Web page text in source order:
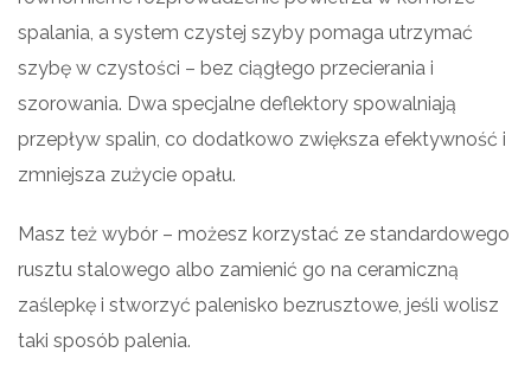
spalania, a system czystej szyby pomaga utrzymać
szybę w czystości – bez ciągłego przecierania i
szorowania. Dwa specjalne deflektory spowalniają
przepływ spalin, co dodatkowo zwiększa efektywność i
zmniejsza zużycie opału.
Masz też wybór – możesz korzystać ze standardowego
rusztu stalowego albo zamienić go na ceramiczną
zaślepkę i stworzyć palenisko bezrusztowe, jeśli wolisz
taki sposób palenia.